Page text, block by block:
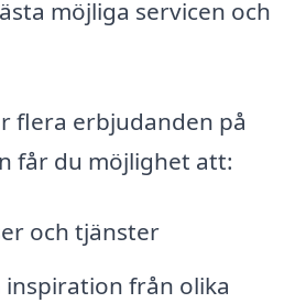
möjliga servicen och
flera erbjudanden på
får du möjlighet att:
och tjänster
inspiration från olika